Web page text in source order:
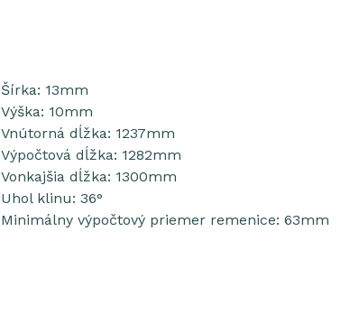
Šírka: 13mm
Výška: 10mm
Vnútorná dĺžka: 1237mm
Výpočtová dĺžka: 1282mm
Vonkajšia dĺžka: 1300mm
Uhol klinu: 36°
Minimálny výpočtový priemer remenice: 63mm